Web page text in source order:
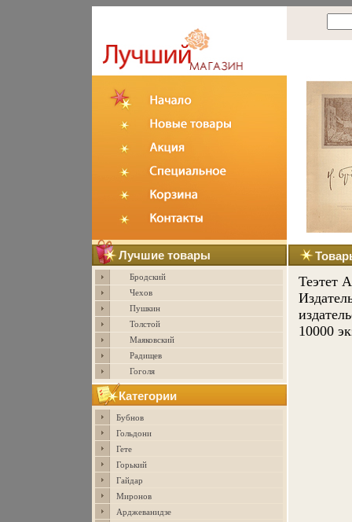
Лучшие товары
Бродский
Чехов
Пушкин
Толстой
Маяковский
Радищев
Гоголя
Категории
Бубнов
Гольдони
Гете
Горький
Гайдар
Миронов
Арджеванидзе
Теэтет
10000